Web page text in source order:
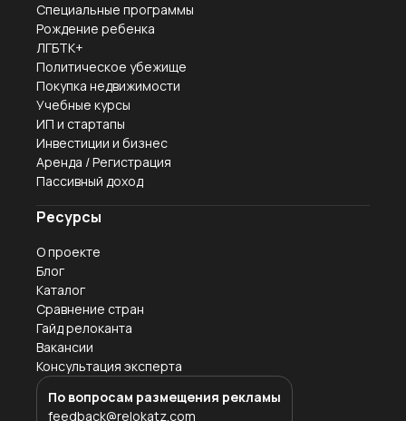
Специальные программы
Рождение ребенка
ЛГБТК+
Политическое убежище
Покупка недвижимости
Учебные курсы
ИП и стартапы
Инвестиции и бизнес
Аренда / Регистрация
Пассивный доход
Ресурсы
О проекте
Блог
Каталог
Сравнение стран
Гайд релоканта
Вакансии
Консультация эксперта
По вопросам размещения рекламы
feedback@relokatz.com